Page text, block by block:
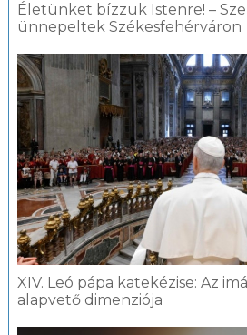
Életünket bízzuk Istenre! –
ünnepeltek Székesfehérváron
XIV. Leó pápa katekézise: Az
alapvető dimenziója